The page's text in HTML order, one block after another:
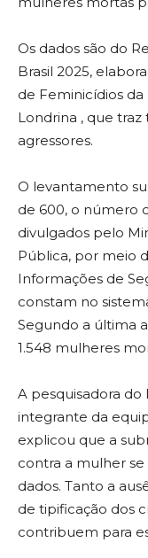
Os dados são do
Brasil 2025,
de Feminicídios
Londrina , que
agressores.
O levantamento
de 600, o número
divulgados pelo
Pública, por meio
Informações de
constam no
Segundo a última
1.548 mulheres
A pesquisadora do
integrante da
explicou que a
contra a mulher
dados. Tanto a
de tipificação dos
contribuem para